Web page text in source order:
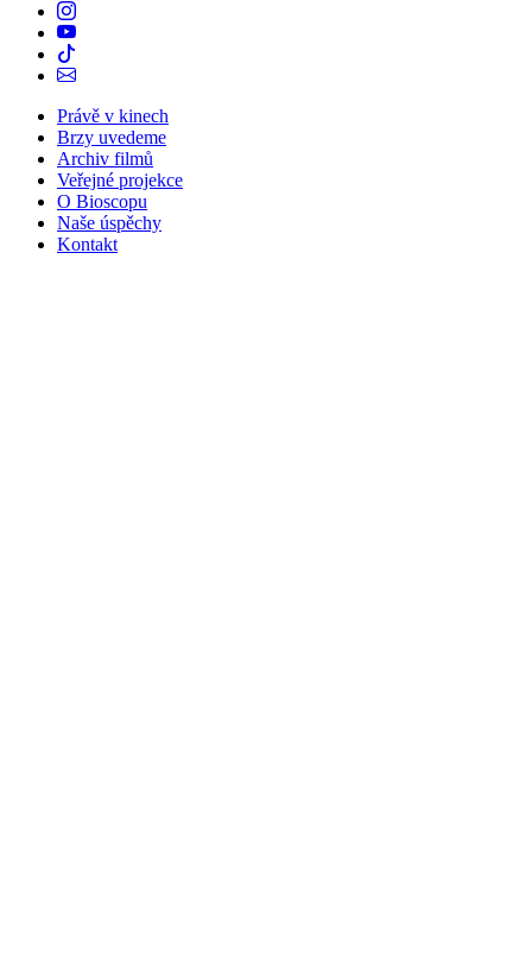
Právě v kinech
Brzy uvedeme
Archiv filmů
Veřejné projekce
O Bioscopu
Naše úspěchy
Kontakt